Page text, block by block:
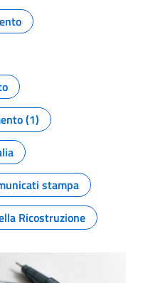
(1)
stampa
Ricostruzione